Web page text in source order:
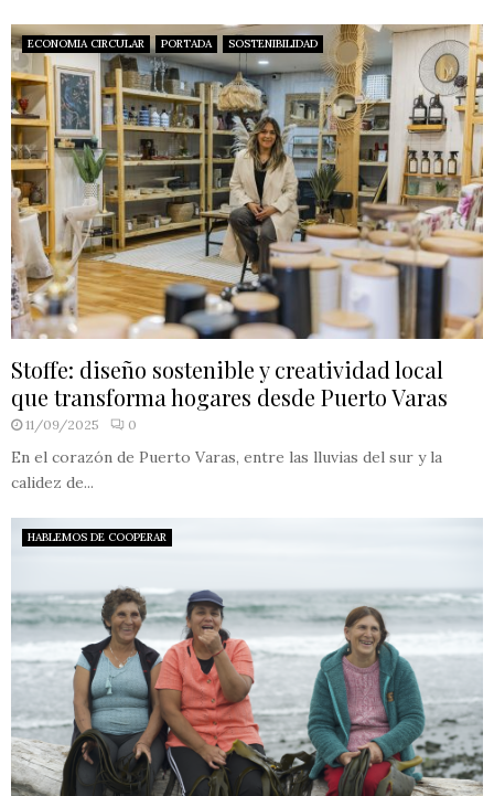
ECONOMIA CIRCULAR PORTADA SOSTENIBILIDAD
Stoffe: diseño sostenible y creatividad local
que transforma hogares desde Puerto Varas
11/09/2025 0
En el corazón de Puerto Varas, entre las lluvias del sur y la
calidez de...
HABLEMOS DE COOPERAR